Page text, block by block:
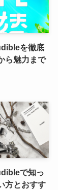
を徹底
ら魅力まで
で知っ
方とおすす